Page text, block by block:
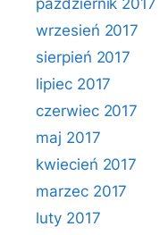
październik 2017
wrzesień 2017
sierpień 2017
lipiec 2017
czerwiec 2017
maj 2017
kwiecień 2017
marzec 2017
luty 2017